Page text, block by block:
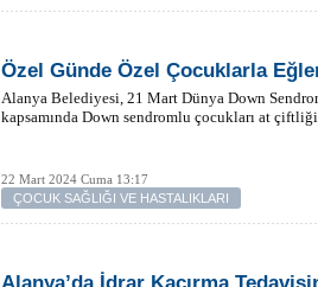
Özel Günde Özel Çocuklarla
Alanya Belediyesi, 21 Mart Dünya Down
kapsamında Down sendromlu çocukları at
22 Mart 2024 Cuma 13:17
ÇOCUK SAĞLIĞI VE HASTALIKLARI